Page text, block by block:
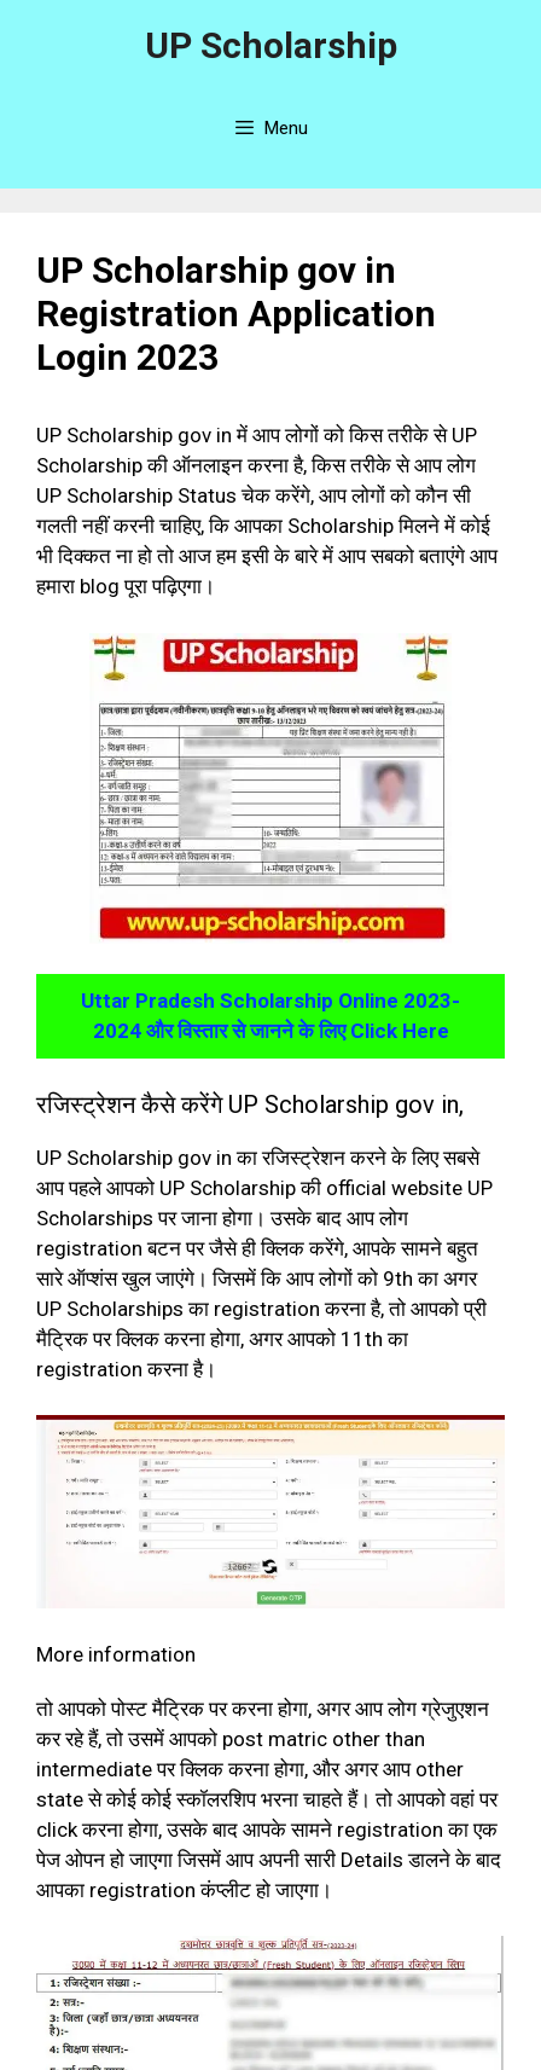
UP Scholarship
Menu
UP Scholarship gov in
Registration Application
Login 2023
UP Scholarship gov in में आप लोगों को किस तरीके से UP
Scholarship की ऑनलाइन करना है, किस तरीके से आप लोग
UP Scholarship Status चेक करेंगे, आप लोगों को कौन सी
गलती नहीं करनी चाहिए, कि आपका Scholarship मिलने में कोई
भी दिक्कत ना हो तो आज हम इसी के बारे में आप सबको बताएंगे आप
हमारा blog पूरा पढ़िएगा।
Uttar Pradesh Scholarship Online 2023-
2024 और विस्तार से जानने के लिए Click Here
रजिस्ट्रेशन कैसे करेंगे UP Scholarship gov in,
UP Scholarship gov in का रजिस्ट्रेशन करने के लिए सबसे
आप पहले आपको UP Scholarship की official website UP
Scholarships पर जाना होगा। उसके बाद आप लोग
registration बटन पर जैसे ही क्लिक करेंगे, आपके सामने बहुत
सारे ऑप्शंस खुल जाएंगे। जिसमें कि आप लोगों को 9th का अगर
UP Scholarships का registration करना है, तो आपको प्री
मैट्रिक पर क्लिक करना होगा, अगर आपको 11th का
registration करना है।
More information
तो आपको पोस्ट मैट्रिक पर करना होगा, अगर आप लोग ग्रेजुएशन
कर रहे हैं, तो उसमें आपको post matric other than
intermediate पर क्लिक करना होगा, और अगर आप other
state से कोई कोई स्कॉलरशिप भरना चाहते हैं। तो आपको वहां पर
click करना होगा, उसके बाद आपके सामने registration का एक
पेज ओपन हो जाएगा जिसमें आप अपनी सारी Details डालने के बाद
आपका registration कंप्लीट हो जाएगा।